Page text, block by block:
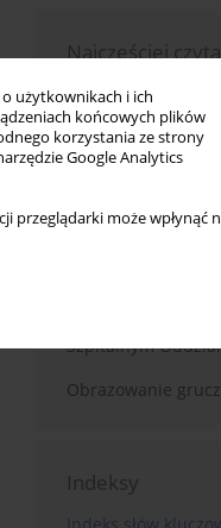
użytkownikach i ich
końcowych plików
korzystania ze strony
Google Analytics
przeglądarki może wpłynąć
Najczęściej
Miesiąc
Rok
Hybrydowa ablacja
zatokowy w
zatokowej oraz
tachykardii
leczenie
podejście
Diagnostyka
pochodzenia
Szpitalnym
Obrazowanie
Indeksy